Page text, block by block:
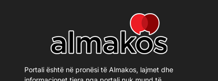
Portali është në pronësi të Almakos, lajmet dhe